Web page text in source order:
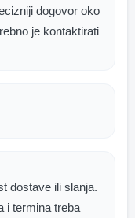
dogovor oko
je kontaktirati
dostave ili slanja.
i termina treba